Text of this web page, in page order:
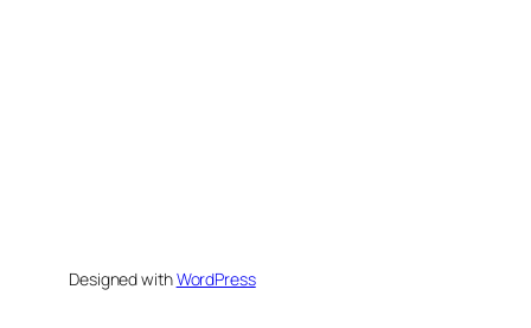
Designed withWordPress